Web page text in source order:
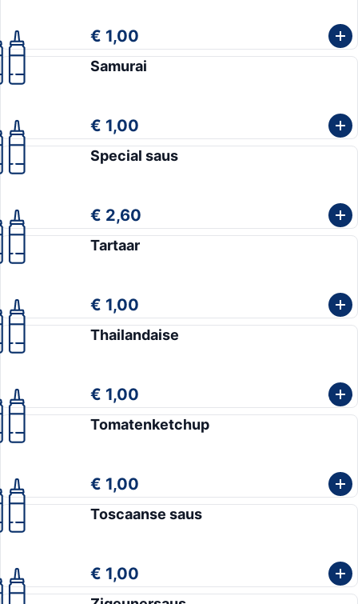
€ 1,00
Samurai
€ 1,00
Special saus
€ 2,60
Tartaar
€ 1,00
Thailandaise
€ 1,00
Tomatenketchup
€ 1,00
Toscaanse saus
€ 1,00